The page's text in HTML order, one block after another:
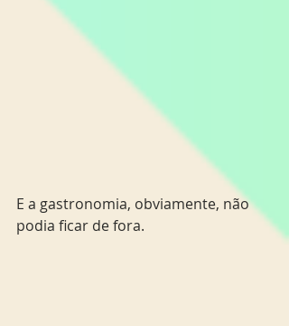
E a gastronomia, obviamente, não
podia ficar de fora.